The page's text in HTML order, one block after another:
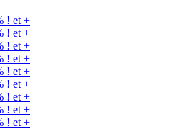
! et +
! et +
! et +
! et +
! et +
! et +
! et +
! et +
! et +